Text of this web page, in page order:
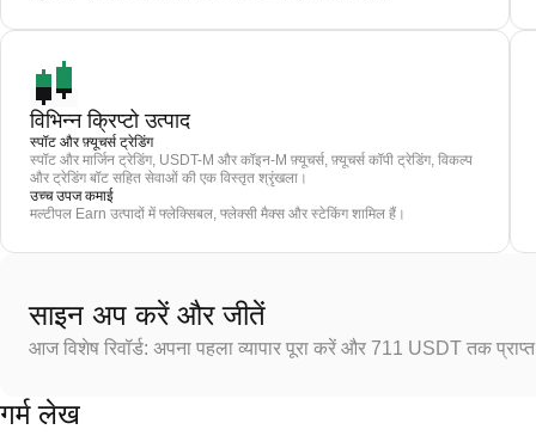
विभिन्न क्रिप्टो उत्पाद
स्पॉट और फ़्यूचर्स ट्रेडिंग
स्पॉट और मार्जिन ट्रेडिंग, USDT-M और कॉइन-M फ़्यूचर्स, फ़्यूचर्स कॉपी ट्रेडिंग, विकल्प
और ट्रेडिंग बॉट सहित सेवाओं की एक विस्तृत श्रृंखला।
उच्च उपज कमाई
मल्टीपल Earn उत्पादों में फ्लेक्सिबल, फ्लेक्सी मैक्स और स्टेकिंग शामिल हैं।
साइन अप करें और जीतें
आज विशेष रिवॉर्ड: अपना पहला व्यापार पूरा करें और 711 USDT तक
गर्म लेख